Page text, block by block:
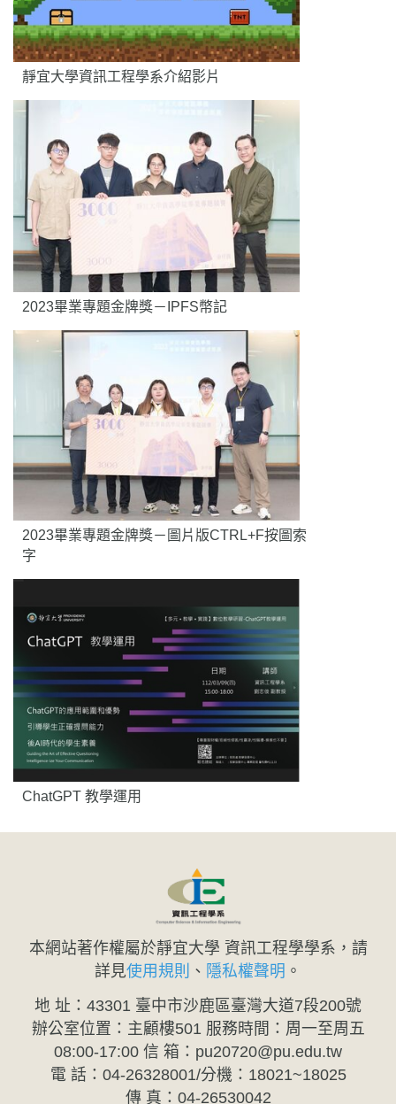
靜宜大學資訊工程學系介紹影片
2023畢業專題金牌獎－IPFS幣記
2023畢業專題金牌獎－圖片版CTRL+F按圖索
字
ChatGPT 教學運用
本網站著作權屬於靜宜大學 資訊工程學學系，請
詳見使用規則 、 隱私權聲明 。
地 址：43301 臺中市沙鹿區臺灣大道7段200號
辦公室位置：主顧樓501 服務時間：周一至周五
08:00-17:00 信 箱：pu20720@pu.edu.tw
電 話：04-26328001/分機：18021~18025
傳 真：04-26530042